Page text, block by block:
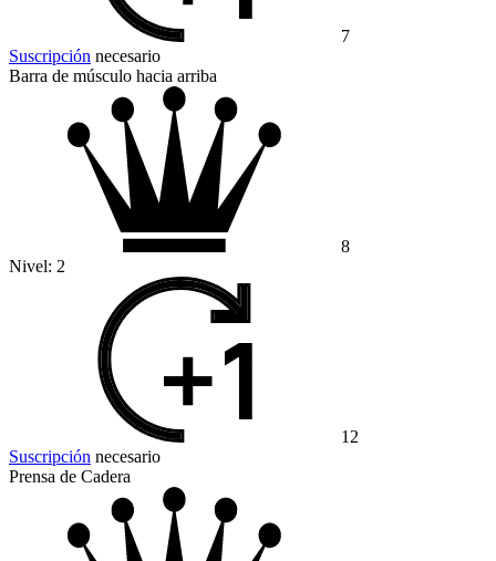
7
Suscripción necesario
Barra de músculo hacia arriba
8
Nivel: 2
12
Suscripción necesario
Prensa de Cadera